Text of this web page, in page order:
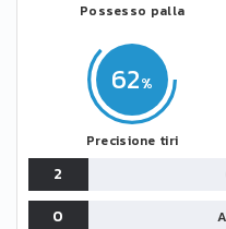
Possesso palla
62
Precisione tiri
2
0